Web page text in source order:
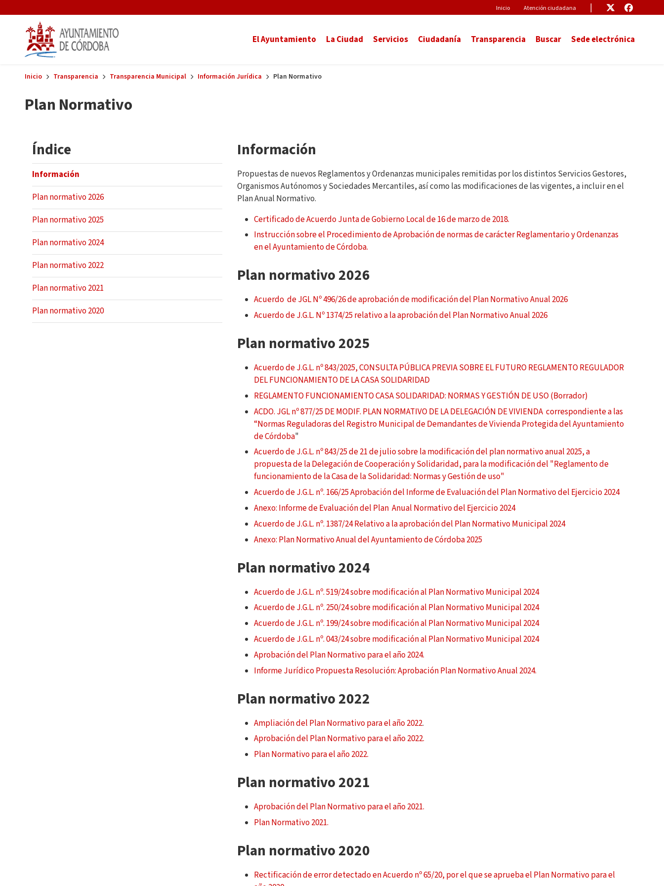
Pre-Header
Inicio Atención ciudadana EnlaceEnlace
El Ayuntamiento La Ciudad Servicios Ciudadanía Transparencia Buscar Sede electrónica
Inicio Transparencia Transparencia Municipal Información Jurídica Plan Normativo
Plan Normativo
Índice
Información
Plan normativo 2026
Plan normativo 2025
Plan normativo 2024
Plan normativo 2022
Plan normativo 2021
Plan normativo 2020
Información
Propuestas de nuevos Reglamentos y Ordenanzas municipales remitidas por los distintos Servicios Gestores,
Organismos Autónomos y Sociedades Mercantiles, así como las modificaciones de las vigentes, a incluir en el
Plan Anual Normativo.
Certificado de Acuerdo Junta de Gobierno Local de 16 de marzo de 2018.
Instrucción sobre el Procedimiento de Aprobación de normas de carácter Reglamentario y Ordenanzas
en el Ayuntamiento de Córdoba.
Plan normativo 2026
Acuerdo de JGL Nº 496/26 de aprobación de modificación del Plan Normativo Anual 2026
Acuerdo de J.G.L. Nº 1374/25 relativo a la aprobación del Plan Normativo Anual 2026
Plan normativo 2025
Acuerdo de J.G.L. nº 843/2025, CONSULTA PÚBLICA PREVIA SOBRE EL FUTURO REGLAMENTO REGULADOR
DEL FUNCIONAMIENTO DE LA CASA SOLIDARIDAD
REGLAMENTO FUNCIONAMIENTO CASA SOLIDARIDAD: NORMAS Y GESTIÓN DE USO (Borrador)
ACDO. JGL nº 877/25 DE MODIF. PLAN NORMATIVO DE LA DELEGACIÓN DE VIVIENDA correspondiente a las
“Normas Reguladoras del Registro Municipal de Demandantes de Vivienda Protegida del Ayuntamiento
de Córdoba"
Acuerdo de J.G.L. nº 843/25 de 21 de julio sobre la modificación del plan normativo anual 2025, a
propuesta de la Delegación de Cooperación y Solidaridad, para la modificación del "Reglamento de
funcionamiento de la Casa de la Solidaridad: Normas y Gestión de uso"
Acuerdo de J.G.L. nº. 166/25 Aprobación del Informe de Evaluación del Plan Normativo del Ejercicio 2024
Anexo: Informe de Evaluación del Plan Anual Normativo del Ejercicio 2024
Acuerdo de J.G.L. nº. 1387/24 Relativo a la aprobación del Plan Normativo Municipal 2024
Anexo: Plan Normativo Anual del Ayuntamiento de Córdoba 2025
Plan normativo 2024
Acuerdo de J.G.L. nº. 519/24 sobre modificación al Plan Normativo Municipal 2024
Acuerdo de J.G.L. nº. 250/24 sobre modificación al Plan Normativo Municipal 2024
Acuerdo de J.G.L. nº. 199/24 sobre modificación al Plan Normativo Municipal 2024
Acuerdo de J.G.L. nº. 043/24 sobre modificación al Plan Normativo Municipal 2024
Aprobación del Plan Normativo para el año 2024.
Informe Jurídico Propuesta Resolución: Aprobación Plan Normativo Anual 2024.
Plan normativo 2022
Ampliación del Plan Normativo para el año 2022.
Aprobación del Plan Normativo para el año 2022.
Plan Normativo para el año 2022.
Plan normativo 2021
Aprobación del Plan Normativo para el año 2021.
Plan Normativo 2021.
Plan normativo 2020
Rectificación de error detectado en Acuerdo nº 65/20, por el que se aprueba el Plan Normativo para el